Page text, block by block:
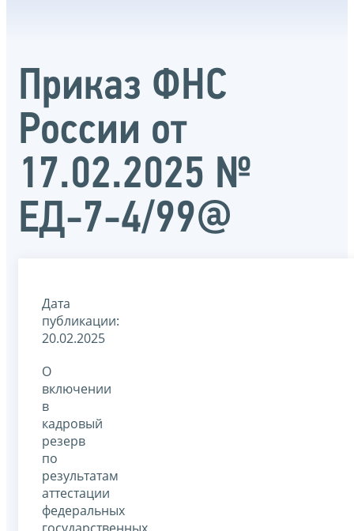
Приказ ФНС
России от
17.02.2025 №
ЕД-7-4/99@
Дата
публикации:
20.02.2025
О
включении
в
кадровый
резерв
по
результатам
аттестации
федеральных
государственных